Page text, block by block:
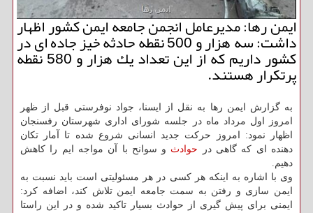
ایمن رها: مدیرعامل انجمن جامعه ایمن كشور اظهار
داشت: سه هزار و 500 نقطه حادثه خیز جاده ای در
كشور داریم كه از این تعداد یك هزار و 580 نقطه
پرتكرار هستند.
به گزارش ایمن رها به نقل از ایسنا، جواد نوفرستی قبل از ظهر
امروز اول مرداد ماه در جلسه شورای اداری شهرستان رفسنجان
اظهار نمود: امروز حركت جدید انسانی شروع شده تا آمار تكان
دهنده ای كه گاهی در حوادث و سوانح با آن مواجه ایم را كاهش
دهیم.
وی با اشاره به اینكه هر كسی در هر مسئولیتی است باید نسبت به
ایمن سازی و رفتن به سمت جامعه ایمن تلاش كند، اضافه كرد:
ایمنی برای پیش گیری از حوادث بسیار تاكید شده و در این راستا